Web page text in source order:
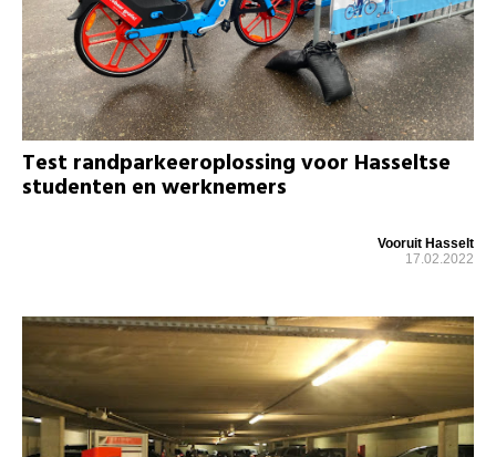
Test randparkeeroplossing voor Hasseltse
studenten en werknemers
Vooruit Hasselt
17.02.2022